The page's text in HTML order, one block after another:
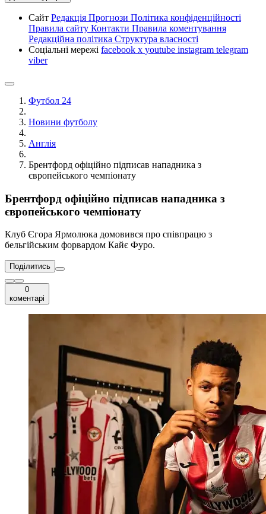
Сайт Редакція Прогнози Політика конфіденційності
Правила сайту Контакти Правила коментування
Редакційна політика Структура власності
Соціальні мережі facebook x youtube instagram telegram
viber
Футбол 24
Новини футболу
Англія
Брентфорд офіційно підписав нападника з
європейського чемпіонату
Брентфорд офіційно підписав нападника з
європейського чемпіонату
Клуб Єгора Ярмолюка домовився про співпрацю з
бельгійським форвардом Кайє Фуро.
Поділитись
0
коментарі